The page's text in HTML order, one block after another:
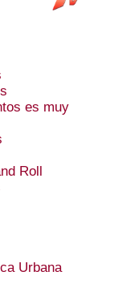
es muy
Roll
Urbana